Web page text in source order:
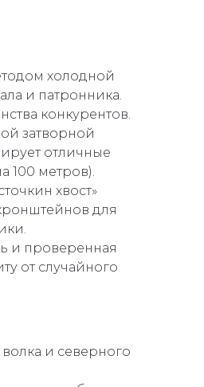
холодной
и патронника.
конкурентов.
затворной
отличные
100 метров).
хвост»
для
и проверенная
от случайного
и северного